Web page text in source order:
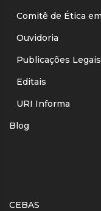
Comitê de Ética
Ouvidoria
Publicações Legais
Editais
URI Informa
Blog
CEBAS